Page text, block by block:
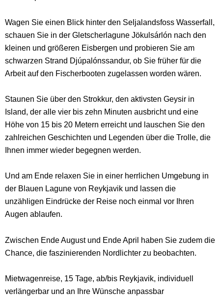
Wagen Sie einen Blick hinter den Seljalandsfoss Wasserfall,
schauen Sie in der Gletscherlagune Jökulsárlón nach den
kleinen und größeren Eisbergen und probieren Sie am
schwarzen Strand Djúpalónssandur, ob Sie früher für die
Arbeit auf den Fischerbooten zugelassen worden wären.
Staunen Sie über den Strokkur, den aktivsten Geysir in
Island, der alle vier bis zehn Minuten ausbricht und eine
Höhe von 15 bis 20 Metern erreicht und lauschen Sie den
zahlreichen Geschichten und Legenden über die Trolle, die
Ihnen immer wieder begegnen werden.
Und am Ende relaxen Sie in einer herrlichen Umgebung in
der Blauen Lagune von Reykjavik und lassen die
unzähligen Eindrücke der Reise noch einmal vor Ihren
Augen ablaufen.
Zwischen Ende August und Ende April haben Sie zudem die
Chance, die faszinierenden Nordlichter zu beobachten.
Mietwagenreise, 15 Tage, ab/bis Reykjavik, individuell
verlängerbar und an Ihre Wünsche anpassbar